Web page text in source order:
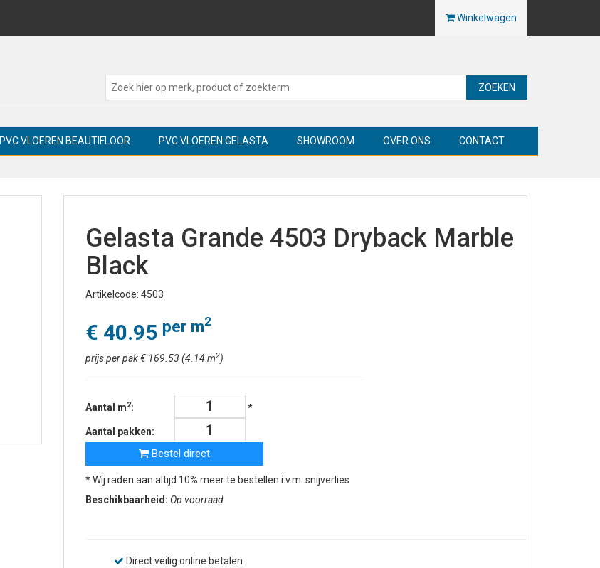
Winkelwagen
ZOEKEN
PVC VLOEREN BEAUTIFLOOR PVC VLOEREN GELASTA SHOWROOM OVER ONS CONTACT
Gelasta Grande 4503 Dryback Marble
Black
Artikelcode: 4503
€ 40.95 per m2
prijs per pak € 169.53 (4.14 m2)
Aantal m2: *
Aantal pakken:
Bestel direct
* Wij raden aan altijd 10% meer te bestellen i.v.m. snijverlies
Beschikbaarheid: Op voorraad
Direct veilig online betalen